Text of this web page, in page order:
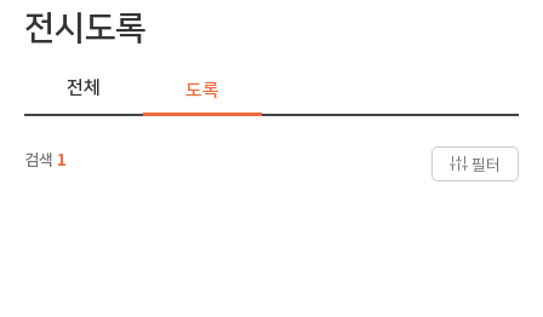
전시도록
전체 도록
검색 1 필터